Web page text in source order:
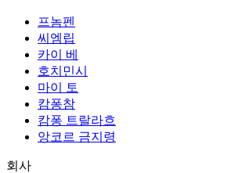
프놈펜
씨엠립
카이 베
호치민시
마이 토
캄퐁참
캄퐁 트랄라흐
앙코르 금지령
회사